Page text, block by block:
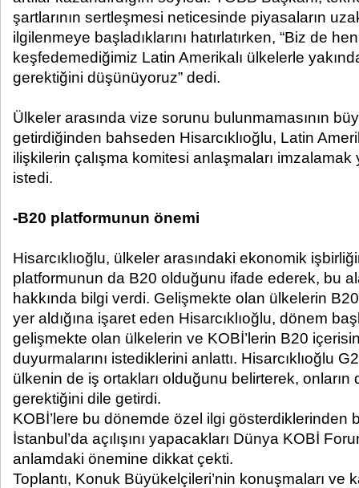
şartlarının sertleşmesi neticesinde piyasaların
ilgilenmeye başladıklarını hatırlatırken, “Biz de
keşfedemediğimiz Latin Amerikalı ülkelerle
gerektiğini düşünüyoruz” dedi.
Ülkeler arasında vize sorunu bulunmamasının
getirdiğinden bahseden Hisarcıklıoğlu, Latin
ilişkilerin çalışma komitesi anlaşmaları
istedi.
-B20 platformunun önemi
Hisarcıklıoğlu, ülkeler arasındaki ekonomik
platformunun da B20 olduğunu ifade ederek, bu
hakkında bilgi verdi. Gelişmekte olan ülkelerin
yer aldığına işaret eden Hisarcıklıoğlu, dönem
gelişmekte olan ülkelerin ve KOBİ’lerin B20
duyurmalarını istediklerini anlattı. Hisarcıklıoğlu
ülkenin de iş ortakları olduğunu belirterek, onların
gerektiğini dile getirdi.
KOBİ’lere bu dönemde özel ilgi gösterdiklerinden
İstanbul’da açılışını yapacakları Dünya KOBİ
anlamdaki önemine dikkat çekti.
Toplantı, Konuk Büyükelçileri’nin konuşmaları ve